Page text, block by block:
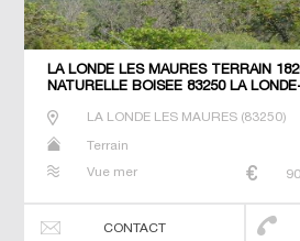
LA LONDE LES MAURES TERRAIN
NATURELLE BOISEE 83250 LA
LA LONDE LES MAURES(83250)
Terrain
Vue mer
CONTACT